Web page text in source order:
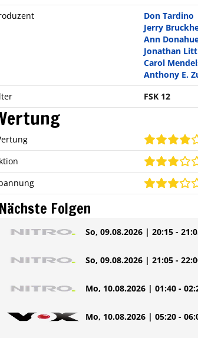
Don Tardino
Jerry
Ann
Jonathan
Carol
Anthony E.
FSK 12
Nächste Folgen
So, 09.08.2026 | 20:15 -
So, 09.08.2026 | 21:05 -
Mo, 10.08.2026 | 01:40 -
Mo, 10.08.2026 | 05:20 -